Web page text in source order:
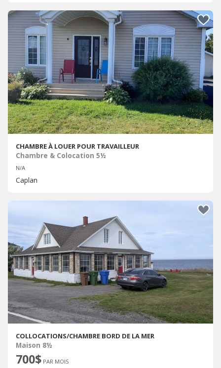
CHAMBRE À LOUER POUR TRAVAILLEUR
Chambre & Colocation 5½
N/A
Caplan
COLLOCATIONS/CHAMBRE BORD DE LA MER
Maison 8½
700$ PAR MOIS